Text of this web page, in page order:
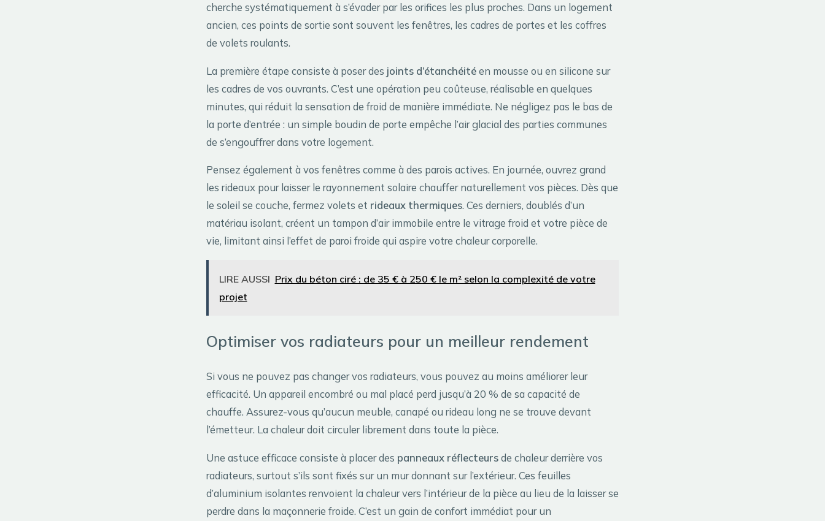
cherche systématiquement à s’évader par les orifices les plus proches. Dans un logement
ancien, ces points de sortie sont souvent les fenêtres, les cadres de portes et les coffres
de volets roulants.
La première étape consiste à poser des joints d’étanchéitéen mousse ou en silicone sur
les cadres de vos ouvrants. C’est une opération peu coûteuse, réalisable en quelques
minutes, qui réduit la sensation de froid de manière immédiate. Ne négligez pas le bas de
la porte d’entrée : un simple boudin de porte empêche l’air glacial des parties communes
de s’engouffrer dans votre logement.
Pensez également à vos fenêtres comme à des parois actives. En journée, ouvrez grand
les rideaux pour laisser le rayonnement solaire chauffer naturellement vos pièces. Dès que
le soleil se couche, fermez volets et rideaux thermiques. Ces derniers, doublés d’un
matériau isolant, créent un tampon d’air immobile entre le vitrage froid et votre pièce de
vie, limitant ainsi l’effet de paroi froide qui aspire votre chaleur corporelle.
LIRE AUSSI Prix du béton ciré : de 35 € à 250 € le m² selon la complexité de votre
projet
Optimiser vos radiateurs pour un meilleur rendement
Si vous ne pouvez pas changer vos radiateurs, vous pouvez au moins améliorer leur
efficacité. Un appareil encombré ou mal placé perd jusqu’à 20 % de sa capacité de
chauffe. Assurez-vous qu’aucun meuble, canapé ou rideau long ne se trouve devant
l’émetteur. La chaleur doit circuler librement dans toute la pièce.
Une astuce efficace consiste à placer des panneaux réflecteursde chaleur derrière vos
radiateurs, surtout s’ils sont fixés sur un mur donnant sur l’extérieur. Ces feuilles
d’aluminium isolantes renvoient la chaleur vers l’intérieur de la pièce au lieu de la laisser se
perdre dans la maçonnerie froide. C’est un gain de confort immédiat pour un